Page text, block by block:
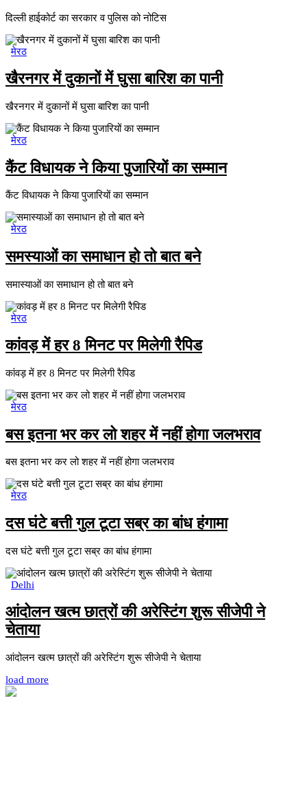
दिल्ली हाईकोर्ट का सरकार व पुलिस को नोटिस
मेरठ
खैरनगर में दुकानों में घुसा बारिश का पानी
खैरनगर में दुकानों में घुसा बारिश का पानी
मेरठ
कैंट विधायक ने किया पुजारियों का सम्मान
कैंट विधायक ने किया पुजारियों का सम्मान
मेरठ
समस्याओं का समाधान हो तो बात बने
समास्याओं का समाधान हो तो बात बने
मेरठ
कांवड़ में हर 8 मिनट पर मिलेगी रैपिड
कांवड़ में हर 8 मिनट पर मिलेगी रैपिड
मेरठ
बस इतना भर कर लो शहर में नहीं होगा जलभराव
बस इतना भर कर लो शहर में नहीं होगा जलभराव
मेरठ
दस घंटे बत्ती गुल टूटा सब्र का बांध हंगामा
दस घंटे बत्ती गुल टूटा सब्र का बांध हंगामा
Delhi
आंदोलन खत्म छात्रों की अरेस्टिंग शुरू सीजेपी ने
चेताया
आंदोलन खत्म छात्रों की अरेस्टिंग शुरू सीजेपी ने चेताया
load more